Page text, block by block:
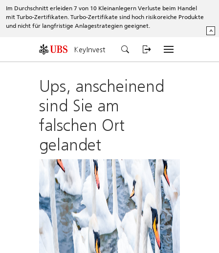
Im Durchschnitt erleiden 7 von 10 Kleinanlegern Verluste beim Handel
mit Turbo-Zertifikaten. Turbo-Zertifikate sind hoch risikoreiche Produkte
und nicht für langfristige Anlagestrategien geeignet.
^
KeyInvest
Ups, anscheinend
sind Sie am
falschen Ort
gelandet